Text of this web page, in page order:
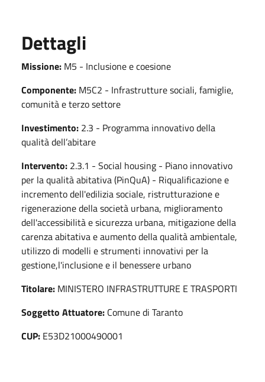
Dettagli
Missione: M5 - Inclusione e coesione
Componente: M5C2 - Infrastrutture sociali, famiglie,
comunità e terzo settore
Investimento: 2.3 - Programma innovativo della
qualità dell’abitare
Intervento: 2.3.1 - Social housing - Piano innovativo
per la qualità abitativa (PinQuA) - Riqualificazione e
incremento dell'edilizia sociale, ristrutturazione e
rigenerazione della società urbana, miglioramento
dell'accessibilità e sicurezza urbana, mitigazione della
carenza abitativa e aumento della qualità ambientale,
utilizzo di modelli e strumenti innovativi per la
gestione,l'inclusione e il benessere urbano
Titolare: MINISTERO INFRASTRUTTURE E TRASPORTI
Soggetto Attuatore: Comune di Taranto
CUP: E53D21000490001